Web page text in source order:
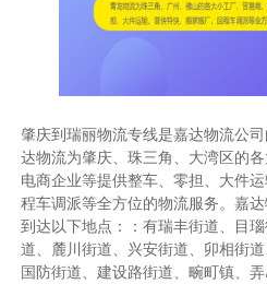
肇庆到瑞丽物流专线是嘉达物流公
达物流为肇庆、珠三角、大湾区的
电商企业等提供整车、零担、大件
程车调派等全方位的物流服务。嘉
到达以下地点：：有瑞丰街道、目
道、麓川街道、兴安街道、卯相街
国防街道、建设路街道、畹町镇、